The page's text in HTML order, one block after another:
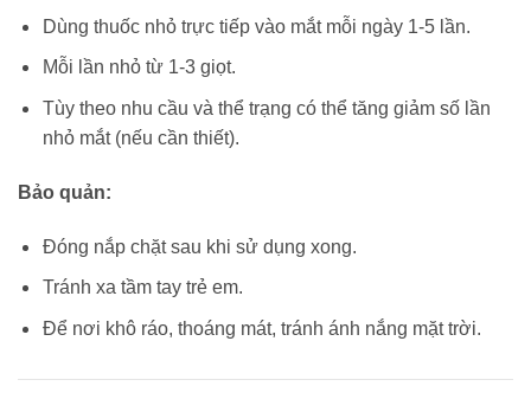
Dùng thuốc nhỏ trực tiếp vào mắt mỗi ngày 1-5 lần.
Mỗi lần nhỏ từ 1-3 giọt.
Tùy theo nhu cầu và thể trạng có thể tăng giảm số lần
nhỏ mắt (nếu cần thiết).
Bảo quản:
Đóng nắp chặt sau khi sử dụng xong.
Tránh xa tầm tay trẻ em.
Để nơi khô ráo, thoáng mát, tránh ánh nắng mặt trời.